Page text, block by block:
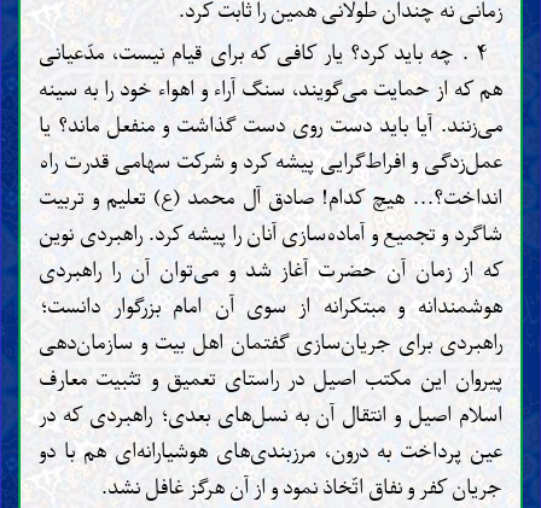
زمانی نه چندان طولانی همین را ثابت کرد.
۴ . چه باید کرد؟ یار کافی که برای قیام نیست، مدّعیانی
هم که از حمایت می‌گویند، سنگ آراء و اهواء خود را به سینه
می‌زنند. آیا باید دست روی دست گذاشت و منفعل ماند؟ یا
عمل‌زدگی و افراط‌گرایی پیشه کرد و شرکت سهامی قدرت راه
انداخت؟... هیچ کدام! صادق آل محمد (ع) تعلیم و تربیت
شاگرد و تجمیع و آماده‌سازی آنان را پیشه کرد. راهبردی نوین
که از زمان آن حضرت آغاز شد و می‌توان آن را راهبردی
هوشمندانه و مبتکرانه از سوی آن امام بزرگوار دانست؛
راهبردی برای جریان‌سازی گفتمان اهل بیت و سازمان‌دهی
پیروان این مکتب اصیل در راستای تعمیق و تثبیت معارف
اسلام اصیل و انتقال آن به نسل‌های بعدی؛ راهبردی که در
عین پرداخت به درون، مرزبندی‌های هوشیارانه‌ای هم با دو
جریان کفر و نفاق اتّخاذ نمود و از آن هرگز غافل نشد.